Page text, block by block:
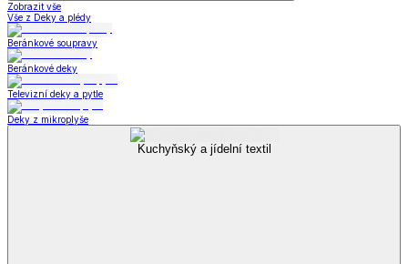
Zobrazit vše
Vše z Deky a plédy
Beránkové soupravy
Beránkové deky
Televizní deky a pytle
Deky z mikroplyše
Kuchyňský a jídelní textil